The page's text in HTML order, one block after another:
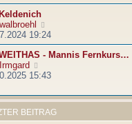
e
i
t
a
g
u
e
s
t
e
r
e
t
r
a
walbroehl
e
u
e
t
r
e
19:24
- Mannis Fernkurs…
Irmgard
e
e
s
t
15:43
BEITRAG